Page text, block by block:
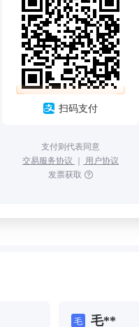
扫码支付
支付则代表同意
交易服务协议 ｜ 用户协议
发票获取
毛 毛**